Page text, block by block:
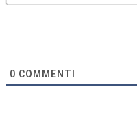
0 COMMENTI